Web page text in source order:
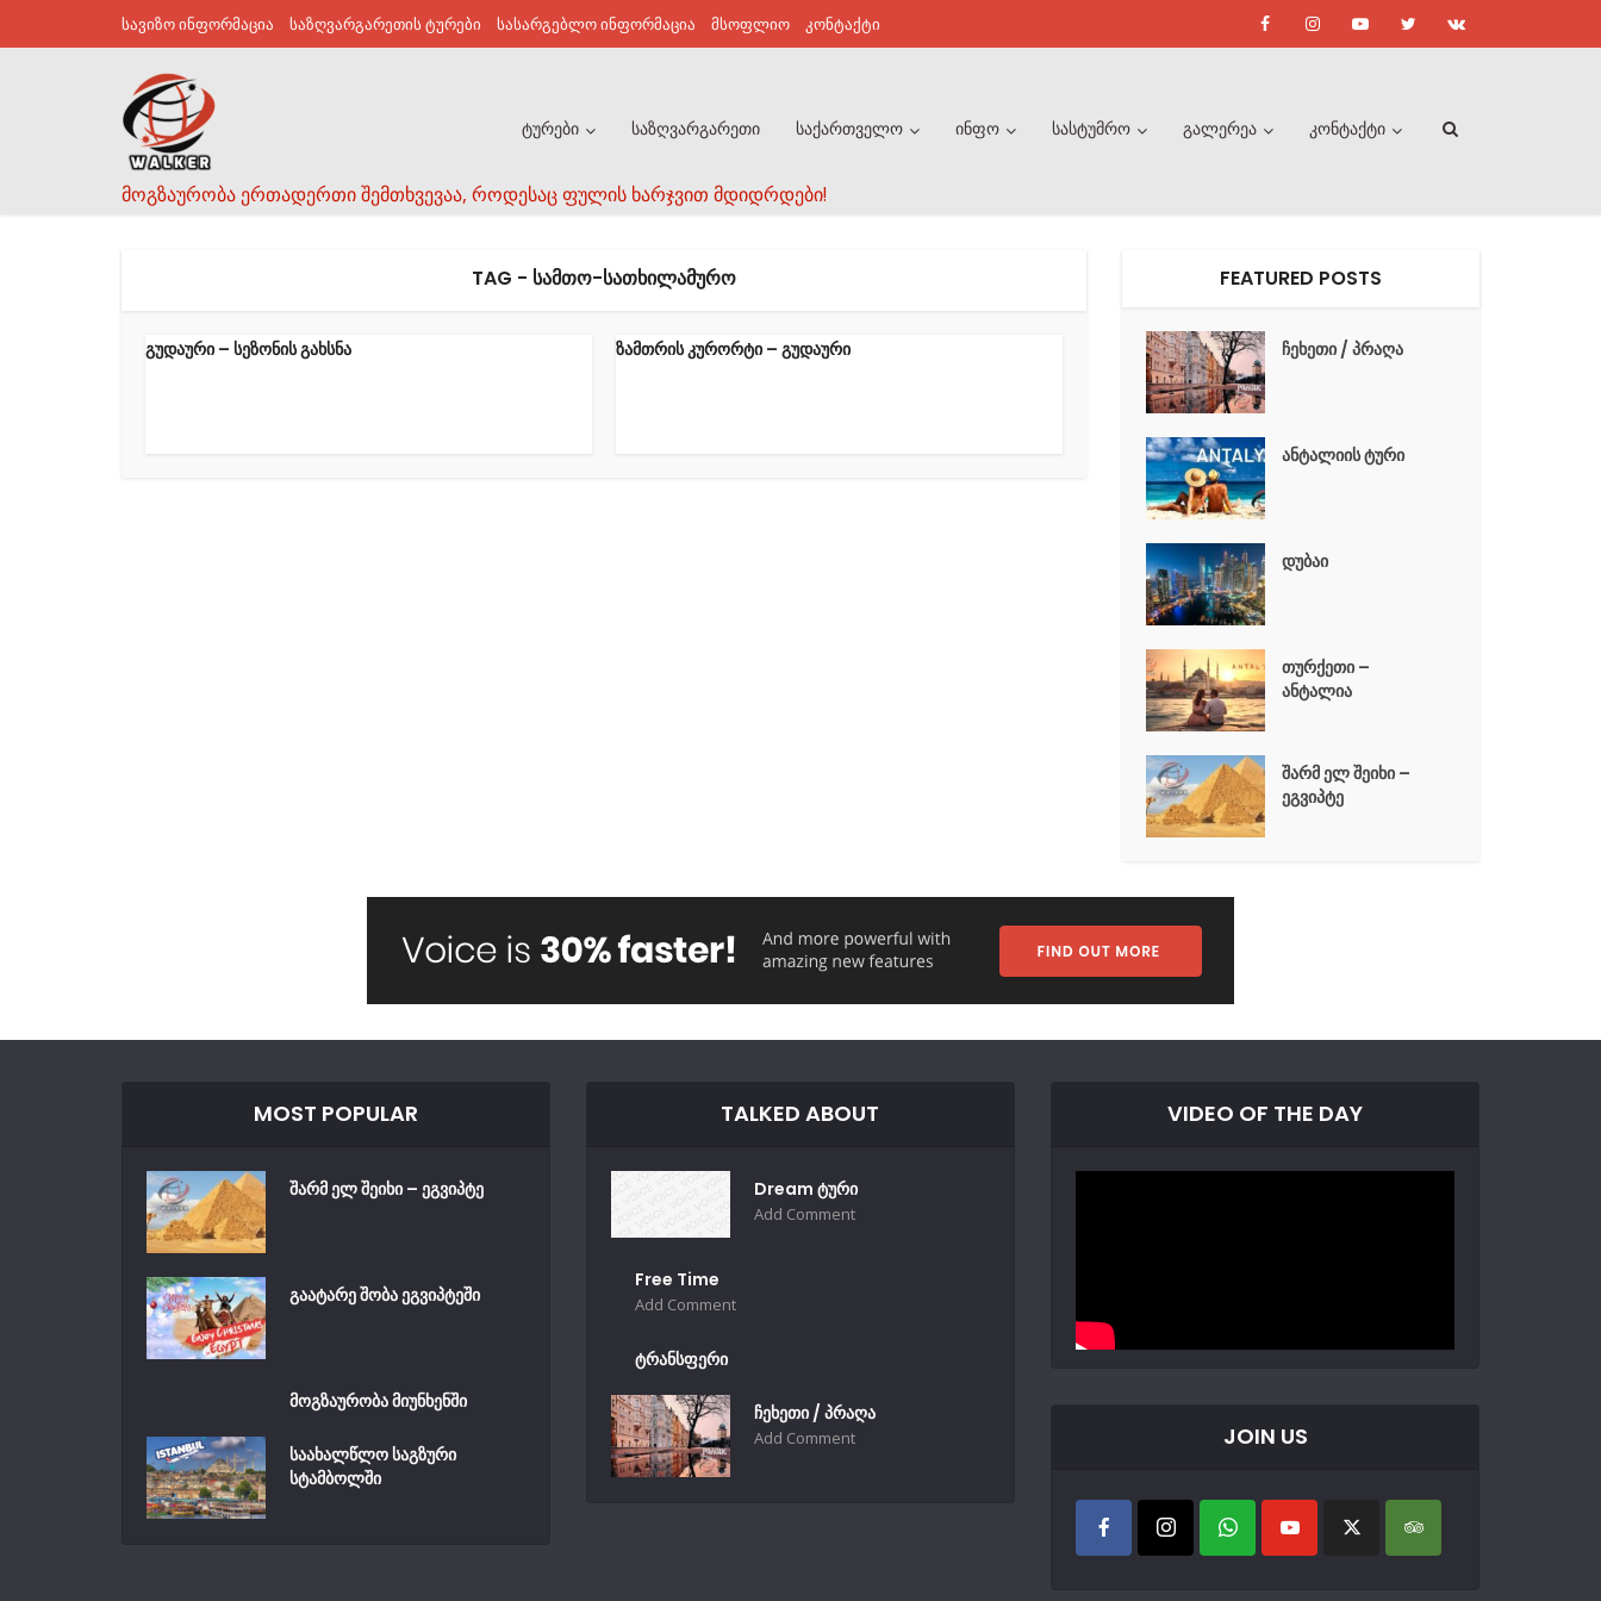
სავიზო ინფორმაცია საზღვარგარეთის ტურები სასარგებლო ინფორმაცია მსოფლიო კონტაქტი
მოგზაურობა ერთადერთი შემთხვევაა, როდესაც ფულის ხარჯვით მდიდრდები!
ტურები საზღვარგარეთი საქართველო ინფო სასტუმრო გალერეა კონტაქტი
TAG - ᲡᲐᲛᲗᲝ-ᲡᲐᲗᲮᲘᲚᲐᲛᲣᲠᲝ
გუდაური – სეზონის გახსნა ზამთრის კურორტი – გუდაური
FEATURED POSTS
ჩეხეთი / პრაღა
ანტალიის ტური
დუბაი
თურქეთი –
ანტალია
შარმ ელ შეიხი –
ეგვიპტე
MOST POPULAR
შარმ ელ შეიხი – ეგვიპტე
გაატარე შობა ეგვიპტეში
მოგზაურობა მიუნხენში
საახალწლო საგზური
სტამბოლში
TALKED ABOUT
Dream ტური
Add Comment
Free Time
Add Comment
ტრანსფერი
ჩეხეთი / პრაღა
Add Comment
VIDEO OF THE DAY
JOIN US